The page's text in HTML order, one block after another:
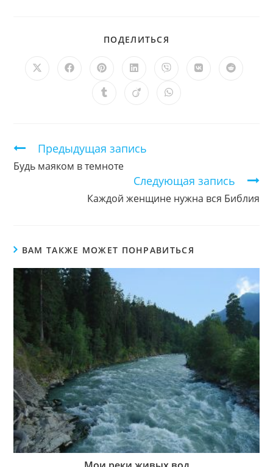
ПОДЕЛИТЬСЯ
Открывается
Открывается
новом
Открывается
в
новом
Открывается
в
новом
Открывается
в
новом
Открывается
Открывается
ОткрываетсяОткрывается
Продолжить
чтение
Предыдущая запись
Будь маяком в темноте
Следующая запись
Каждой женщине нужна вся Библия
ВАМ ТАКЖЕ МОЖЕТ ПОНРАВИТЬСЯ